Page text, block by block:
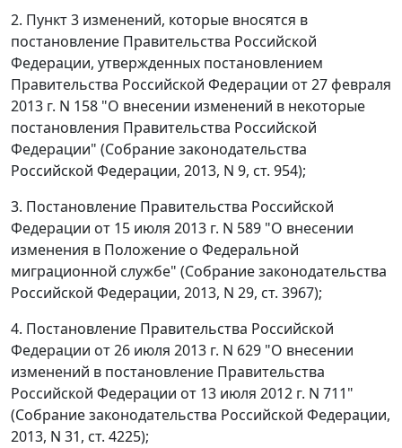
2. Пункт 3 изменений, которые вносятся в
постановление Правительства Российской
Федерации, утвержденных постановлением
Правительства Российской Федерации от 27 февраля
2013 г. N 158 "О внесении изменений в некоторые
постановления Правительства Российской
Федерации" (Собрание законодательства
Российской Федерации, 2013, N 9, ст. 954);
3. Постановление Правительства Российской
Федерации от 15 июля 2013 г. N 589 "О внесении
изменения в Положение о Федеральной
миграционной службе" (Собрание законодательства
Российской Федерации, 2013, N 29, ст. 3967);
4. Постановление Правительства Российской
Федерации от 26 июля 2013 г. N 629 "О внесении
изменений в постановление Правительства
Российской Федерации от 13 июля 2012 г. N 711"
(Собрание законодательства Российской Федерации,
2013, N 31, ст. 4225);